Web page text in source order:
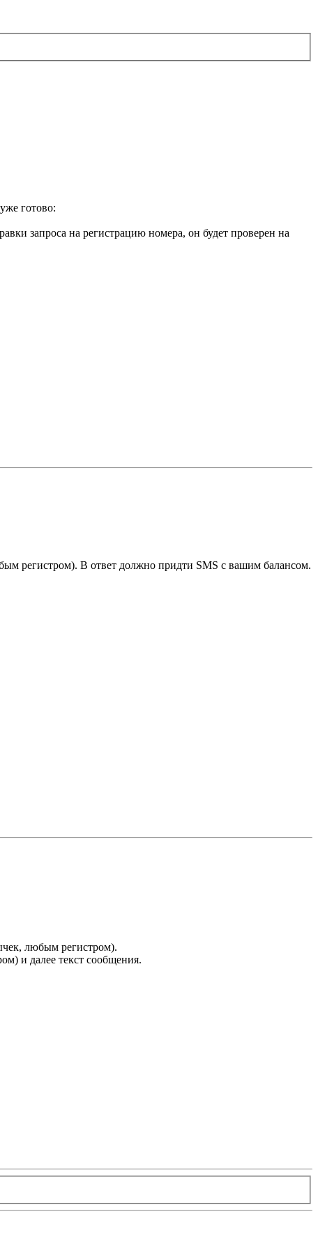
готово:
запроса на регистрацию номера, он будет проверен на
регистром). В ответ должно придти SMS с вашим балансом.
любым регистром).
и далее текст сообщения.